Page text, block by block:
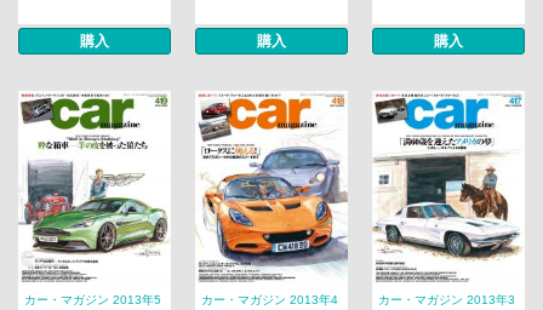
購入 購入 購入
カー・マガジン 2013年5
カー・マガジン 2013年4
カー・マガジン 2013年3